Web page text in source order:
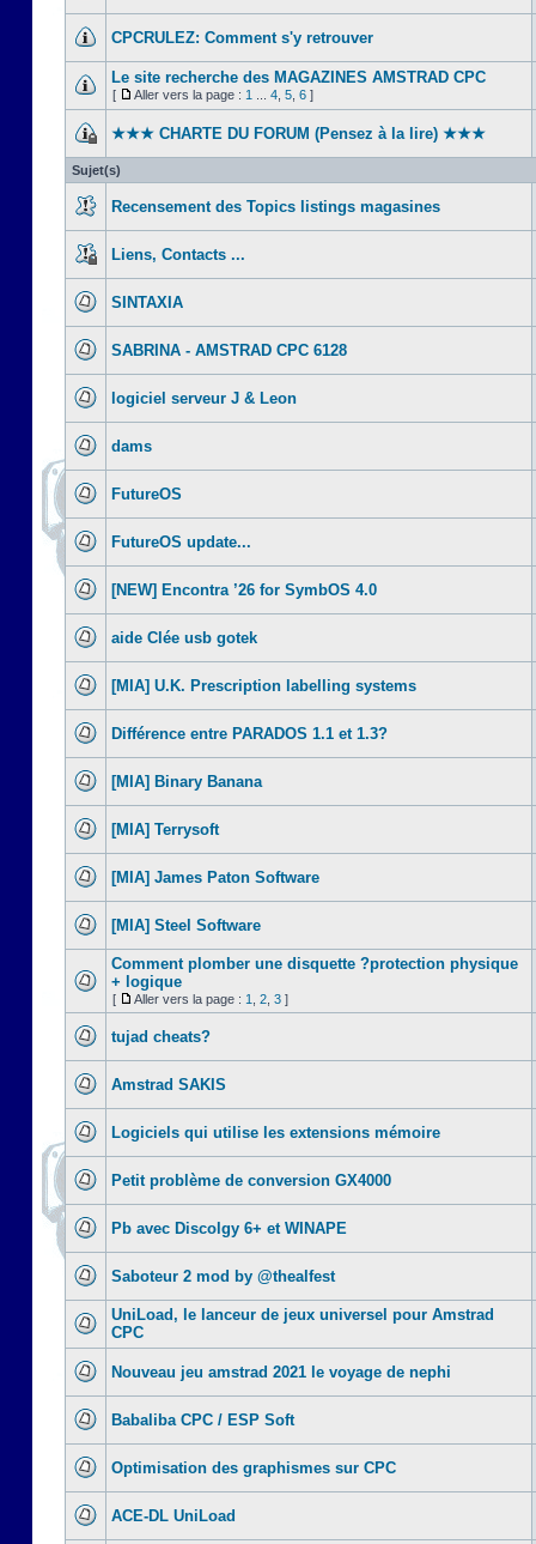
CPCRULEZ: Comment s'y retrouver‎
Le site recherche des MAGAZINES AMSTRAD CPC
[ Aller vers la page : 1 4 5 6 ]
★★★ CHARTE DU FORUM (Pensez à la lire) ★★★
Sujet(s)
Recensement des Topics listings magasines
Liens, Contacts ...
SINTAXIA
SABRINA - AMSTRAD CPC 6128
logiciel serveur J & Leon
dams
FutureOS
FutureOS update...
[NEW] Encontra ’26 for SymbOS 4.0
aide Clée usb gotek
[MIA] U.K. Prescription labelling systems
Différence entre PARADOS 1.1 et 1.3?
[MIA] Binary Banana
[MIA] Terrysoft
[MIA] James Paton Software
[MIA] Steel Software
Comment plomber une disquette ?protection physique
+ logique
[ Aller vers la page : 1 2 3 ]
tujad cheats?
Amstrad SAKIS
Logiciels qui utilise les extensions mémoire
Petit problème de conversion GX4000
Pb avec Discolgy 6+ et WINAPE
Saboteur 2 mod by @thealfest
UniLoad, le lanceur de jeux universel pour Amstrad
CPC
Nouveau jeu amstrad 2021 le voyage de nephi
Babaliba CPC / ESP Soft
Optimisation des graphismes sur CPC
ACE-DL UniLoad